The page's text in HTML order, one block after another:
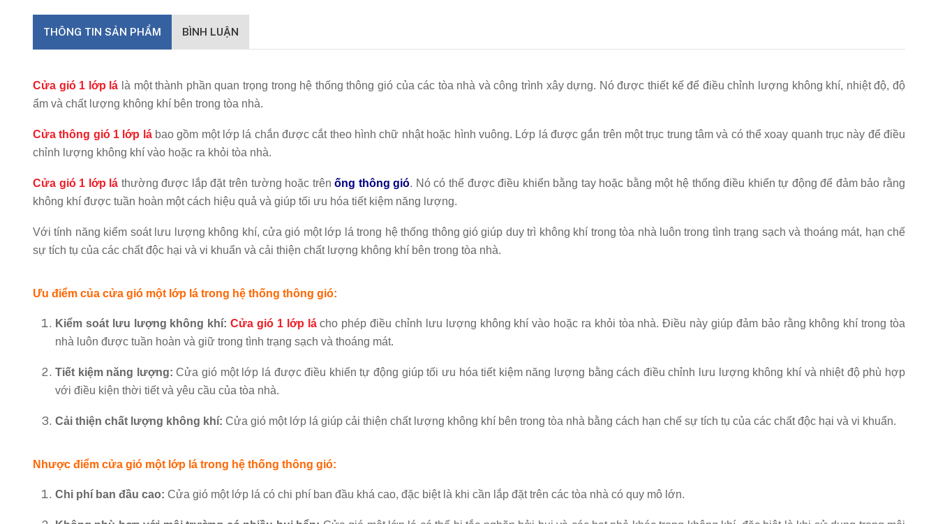
THÔNG TIN SẢN PHẨM BÌNH LUẬN
Cửa gió 1 lớp lá là một thành phần quan trọng trong hệ thống thông gió của các tòa nhà và công trình xây dựng. Nó được thiết kế để điều chỉnh lượng không khí, nhiệt độ, độ
ẩm và chất lượng không khí bên trong tòa nhà.
Cửa thông gió 1 lớp lábao gồm một lớp lá chắn được cắt theo hình chữ nhật hoặc hình vuông. Lớp lá được gắn trên một trục trung tâm và có thể xoay quanh trục này để điều
chỉnh lượng không khí vào hoặc ra khỏi tòa nhà.
Cửa gió 1 lớp lá thường được lắp đặt trên tường hoặc trênống thông gió. Nó có thể được điều khiển bằng tay hoặc bằng một hệ thống điều khiển tự động để đảm bảo rằng
không khí được tuần hoàn một cách hiệu quả và giúp tối ưu hóa tiết kiệm năng lượng.
Với tính năng kiểm soát lưu lượng không khí, cửa gió một lớp lá trong hệ thống thông gió giúp duy trì không khí trong tòa nhà luôn trong tình trạng sạch và thoáng mát, hạn chế
sự tích tụ của các chất độc hại và vi khuẩn và cải thiện chất lượng không khí bên trong tòa nhà.
Ưu điểm của cửa gió một lớp lá trong hệ thống thông gió:
Kiểm soát lưu lượng không khí:Cửa gió 1 lớp lácho phép điều chỉnh lưu lượng không khí vào hoặc ra khỏi tòa nhà. Điều này giúp đảm bảo rằng không khí trong tòa
nhà luôn được tuần hoàn và giữ trong tình trạng sạch và thoáng mát.
Tiết kiệm năng lượng: Cửa gió một lớp lá được điều khiển tự động giúp tối ưu hóa tiết kiệm năng lượng bằng cách điều chỉnh lưu lượng không khí và nhiệt độ phù hợp
với điều kiện thời tiết và yêu cầu của tòa nhà.
Cải thiện chất lượng không khí: Cửa gió một lớp lá giúp cải thiện chất lượng không khí bên trong tòa nhà bằng cách hạn chế sự tích tụ của các chất độc hại và vi khuẩn.
Nhược điểm cửa gió một lớp lá trong hệ thống thông gió:
Chi phí ban đầu cao: Cửa gió một lớp lá có chi phí ban đầu khá cao, đặc biệt là khi cần lắp đặt trên các tòa nhà có quy mô lớn.